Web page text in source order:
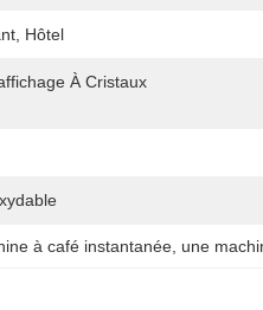
Hôtel
À Cristaux
à café instantanée une